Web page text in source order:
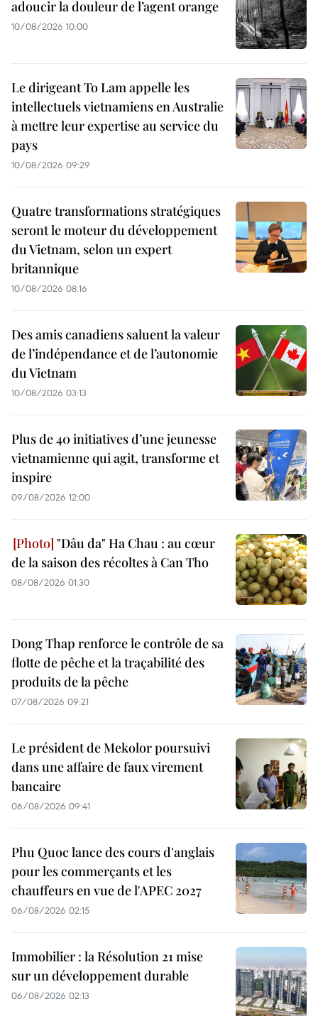
adoucir la douleur de l’agent orange
10/08/2026 10:00
Le dirigeant To Lam appelle les
intellectuels vietnamiens en Australie
à mettre leur expertise au service du
pays
10/08/2026 09:29
Quatre transformations stratégiques
seront le moteur du développement
du Vietnam, selon un expert
britannique
10/08/2026 08:16
Des amis canadiens saluent la valeur
de l’indépendance et de l’autonomie
du Vietnam
10/08/2026 03:13
Plus de 40 initiatives d’une jeunesse
vietnamienne qui agit, transforme et
inspire
09/08/2026 12:00
"Dâu da" Ha Chau : au cœur
de la saison des récoltes à Can Tho
08/08/2026 01:30
Dong Thap renforce le contrôle de sa
flotte de pêche et la traçabilité des
produits de la pêche
07/08/2026 09:21
Le président de Mekolor poursuivi
dans une affaire de faux virement
bancaire
06/08/2026 09:41
Phu Quoc lance des cours d'anglais
pour les commerçants et les
chauffeurs en vue de l'APEC 2027
06/08/2026 02:15
Immobilier : la Résolution 21 mise
sur un développement durable
06/08/2026 02:13